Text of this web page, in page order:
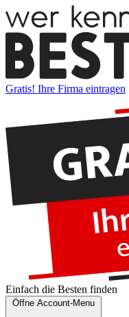
Gratis! Ihre Firma eintragen
Einfach die Besten finden
Öffne Account-Menu